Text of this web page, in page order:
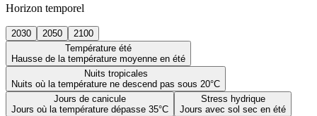
Horizon temporel
2030 2050
2100
Température été
Hausse de la température moyenne en été
Nuits tropicales
Nuits où la température ne descend pas sous 20°C
Jours de canicule
Jours où la température dépasse 35°C
Stress hydrique
Jours avec sol sec en été